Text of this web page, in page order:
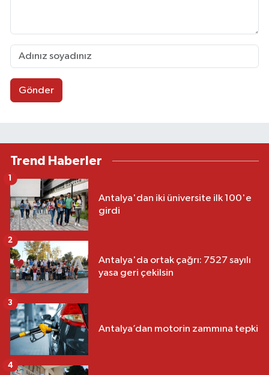
Gönder
Trend Haberler
Antalya'dan iki üniversite ilk 100'e
girdi
1
Antalya'da ortak çağrı: 7527 sayılı
yasa geri çekilsin
2
Antalya’dan motorin zammına tepki
3
4